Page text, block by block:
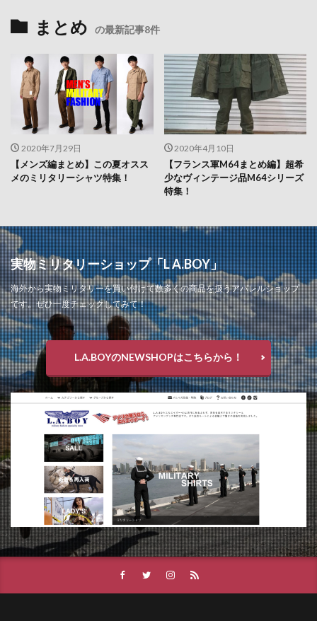
まとめ の最新記事8件
2020年7月29日
【メンズ編まとめ】この夏オスス
メのミリタリーシャツ特集！
2020年4月10日
【フランス軍M64まとめ編】超希
少なヴィンテージ品M64シリーズ
特集！
実物ミリタリーショップ「L A.BOY」
海外から実物ミリタリーを買い付けて数多くの商品を扱うアパレルショップ
です。ぜひ一度チェックしてみて！
L.A.BOYのNEWSHOPはこちらから！